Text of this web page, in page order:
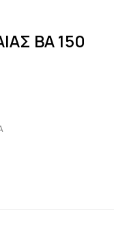
BA 150